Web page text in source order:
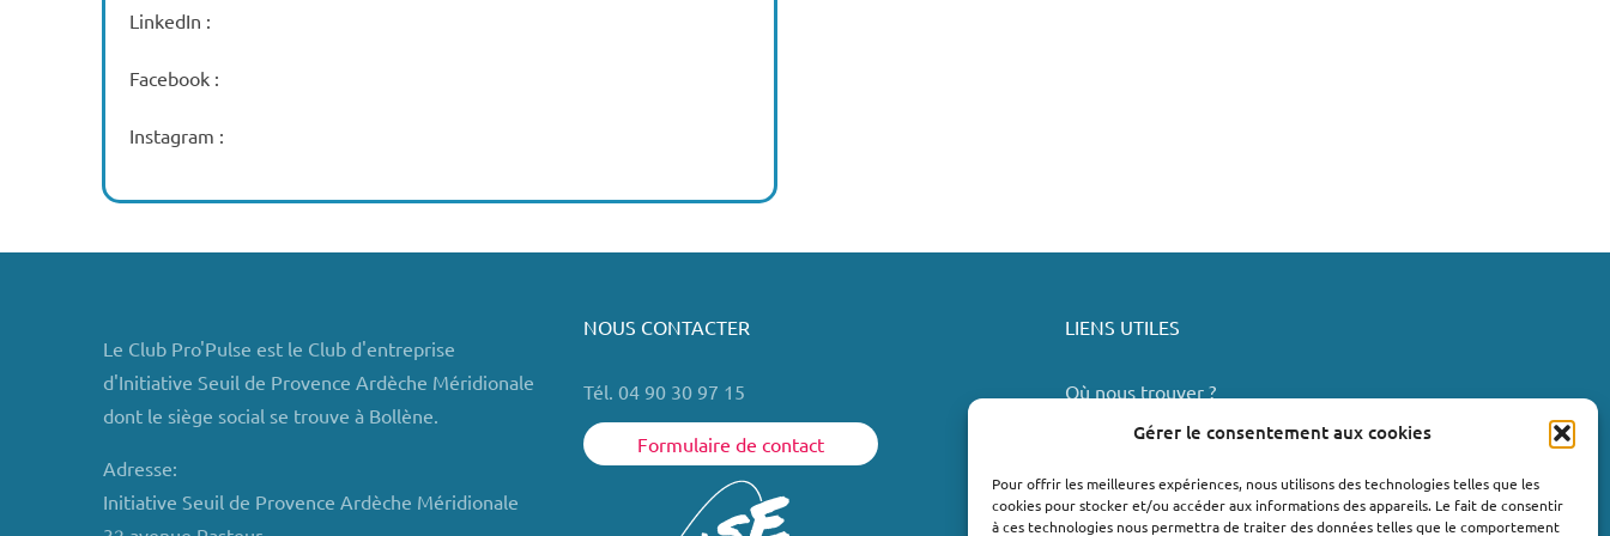
Gérer le consentement aux cookies
Pour offrir les meilleures expériences, nous utilisons des technologies telles que les
cookies pour stocker et/ou accéder aux informations des appareils. Le fait de consentir
à ces technologies nous permettra de traiter des données telles que le comportement
LinkedIn :
Facebook :
Instagram :
Le Club Pro'Pulse est le Club d'entreprise
d'Initiative Seuil de Provence Ardèche Méridionale
dont le siège social se trouve à Bollène.
Adresse:
Initiative Seuil de Provence Ardèche Méridionale
NOUS CONTACTER
Tél. 04 90 30 97 15
Formulaire de contact
LIENS UTILES
Où nous trouver ?
Valréas
Le Teil